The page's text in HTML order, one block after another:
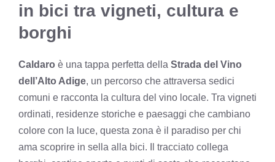
in bici tra vigneti, cultura e
borghi
Caldaro è una tappa perfetta della Strada del Vino
dell’Alto Adige, un percorso che attraversa sedici
comuni e racconta la cultura del vino locale. Tra vigneti
ordinati, residenze storiche e paesaggi che cambiano
colore con la luce, questa zona è il paradiso per chi
ama scoprire in sella alla bici. Il tracciato collega